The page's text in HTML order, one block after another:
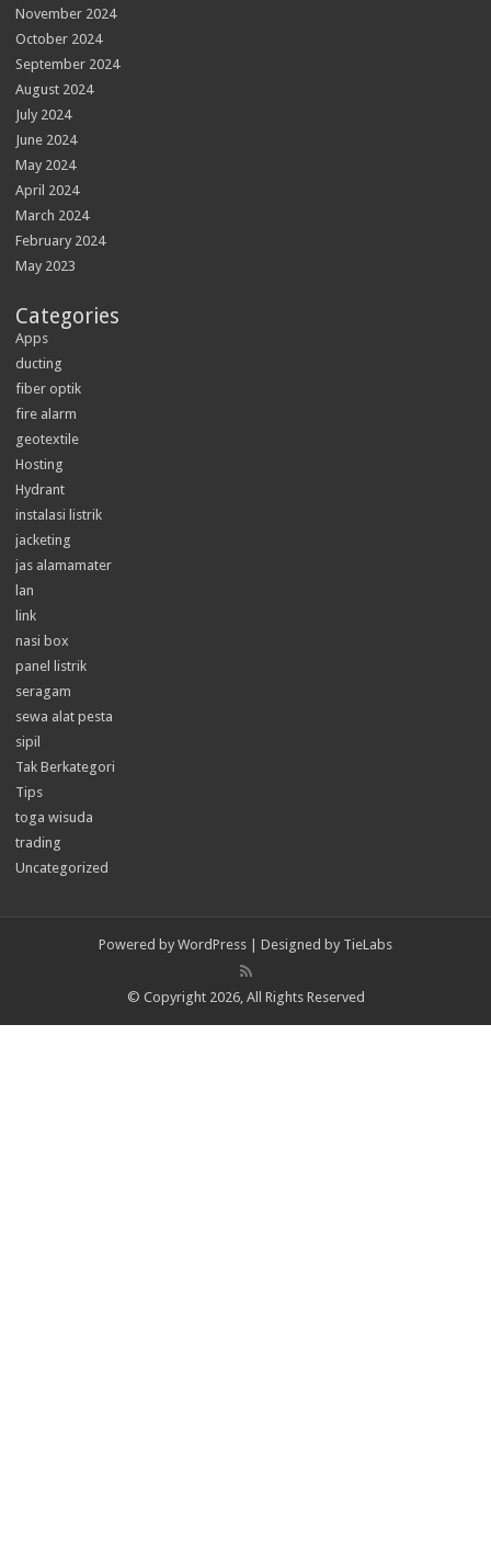
November 2024
October 2024
September 2024
August 2024
July 2024
June 2024
May 2024
April 2024
March 2024
February 2024
May 2023
Categories
Apps
ducting
fiber optik
fire alarm
geotextile
Hosting
Hydrant
instalasi listrik
jacketing
jas alamamater
lan
link
nasi box
panel listrik
seragam
sewa alat pesta
sipil
Tak Berkategori
Tips
toga wisuda
trading
Uncategorized
Powered by WordPress | Designed by TieLabs
© Copyright 2026, All Rights Reserved